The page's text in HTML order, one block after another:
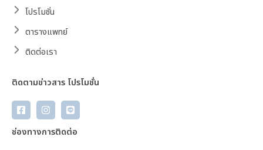
โปรโมชั่น
ตารางแพทย์
ติดต่อเรา
ติดตามข่าวสาร โปรโมชั่น
ช่องทางการติดต่อ